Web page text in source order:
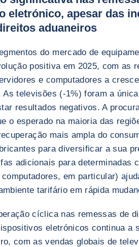
eletrónico, apesar das
aduaneiros
do mercado de
positiva em 2025, com as
e computadores a
As televisões (-1%) foram a
resultados negativos. A
o esperado na maioria das
mais ampla do
para diversificar a sua
adicionais para determinadas
em particular)
tarifário em rápida
cíclica nas remessas de
eletrónicos continua a
com as vendas globais de